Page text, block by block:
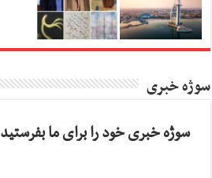
سوژه خبری
سوژه خبری خود را برای ما بفرستید